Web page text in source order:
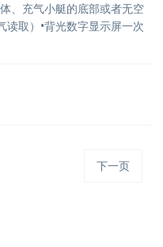
、充气小艇的底部或者无空
取）•背光数字显示屏一次
下一页